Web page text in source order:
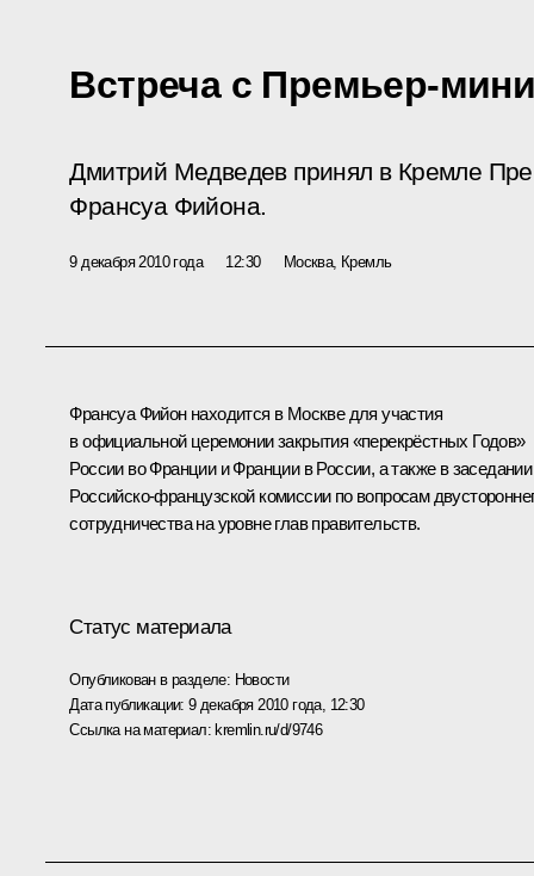
Встреча с Премьер-
Дмитрий Медведев принял в Кремле
Франсуа Фийона.
9 декабря 2010 года 12:30 Москва, Кремль
Франсуа Фийоннаходится в Москве для участия
в официальной церемонии закрытия «перекрёстных Годов»
России во Франции и Франции в России, а также в заседании
Российско-французской комиссии по вопросам
сотрудничества на уровне глав правительств.
Статус материала
Опубликован в разделе: Новости
Дата публикации:9 декабря 2010 года, 12:30
Ссылка на материал: kremlin.ru/d/9746